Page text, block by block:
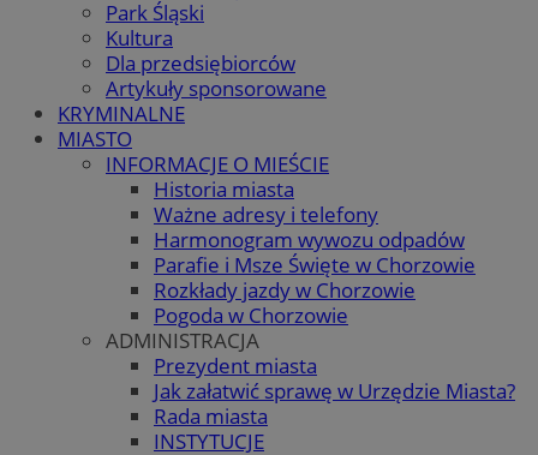
Park Śląski
Kultura
Dla przedsiębiorców
Artykuły sponsorowane
KRYMINALNE
MIASTO
INFORMACJE O MIEŚCIE
Historia miasta
Ważne adresy i telefony
Harmonogram wywozu odpadów
Parafie i Msze Święte w Chorzowie
Rozkłady jazdy w Chorzowie
Pogoda w Chorzowie
ADMINISTRACJA
Prezydent miasta
Jak załatwić sprawę w Urzędzie Miasta?
Rada miasta
INSTYTUCJE